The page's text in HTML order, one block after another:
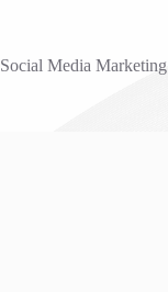
Social Media Marketing